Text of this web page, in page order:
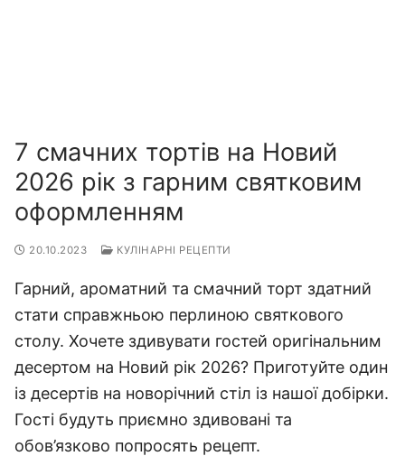
7 смачних тортів на Новий
2026 рік з гарним святковим
оформленням
20.10.2023 КУЛІНАРНІ РЕЦЕПТИ
Гарний, ароматний та смачний торт здатний
стати справжньою перлиною святкового
столу. Хочете здивувати гостей оригінальним
десертом на Новий рік 2026? Приготуйте один
із десертів на новорічний стіл із нашої добірки.
Гості будуть приємно здивовані та
обов’язково попросять рецепт.